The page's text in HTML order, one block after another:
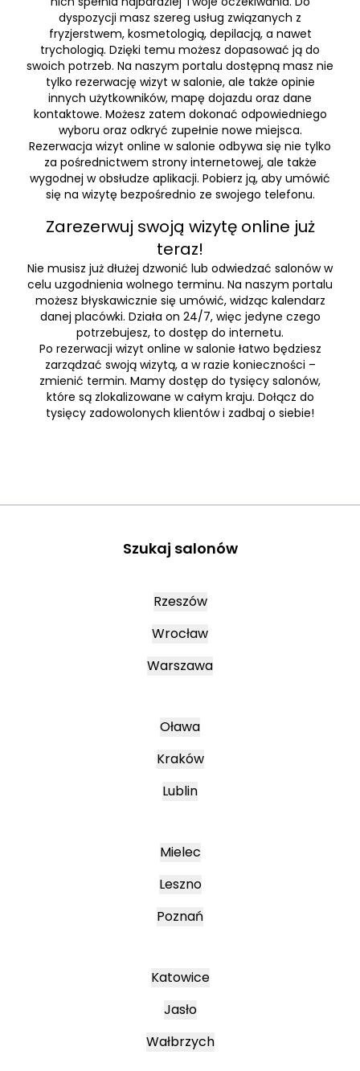
dyspozycji masz szereg usług związanych z
fryzjerstwem, kosmetologią, depilacją, a nawet
trychologią. Dzięki temu możesz dopasować ją do
swoich potrzeb. Na naszym portalu dostępną masz nie
tylko rezerwację wizyt w salonie, ale także opinie
innych użytkowników, mapę dojazdu oraz dane
kontaktowe. Możesz zatem dokonać odpowiedniego
wyboru oraz odkryć zupełnie nowe miejsca.
Rezerwacja wizyt online w salonie odbywa się nie tylko
za pośrednictwem strony internetowej, ale także
wygodnej w obsłudze aplikacji. Pobierz ją, aby umówić
się na wizytę bezpośrednio ze swojego telefonu.
Zarezerwuj swoją wizytę online już
teraz!
Nie musisz już dłużej dzwonić lub odwiedzać salonów w
celu uzgodnienia wolnego terminu. Na naszym portalu
możesz błyskawicznie się umówić, widząc kalendarz
danej placówki. Działa on 24/7, więc jedyne czego
potrzebujesz, to dostęp do internetu.
Po rezerwacji wizyt online w salonie łatwo będziesz
zarządzać swoją wizytą, a w razie konieczności –
zmienić termin. Mamy dostęp do tysięcy salonów,
które są zlokalizowane w całym kraju. Dołącz do
tysięcy zadowolonych klientów i zadbaj o siebie!
Szukaj salonów
Rzeszów
Wrocław
Warszawa
Oława
Kraków
Lublin
Mielec
Leszno
Poznań
Katowice
Jasło
Wałbrzych